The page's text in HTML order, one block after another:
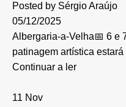
Posted by Sérgio Araújo
05/12/2025
Albergaria-a-Velha📅 6 e
patinagem artística
Continuar a ler
11 Nov